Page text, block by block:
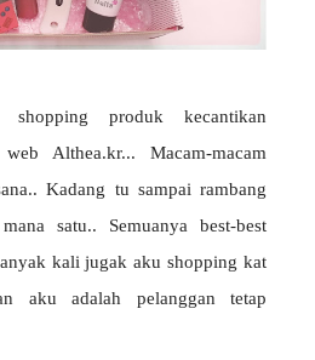
produk kecantikan
Althea.kr... Macam-macam
Kadang tu sampai rambang
satu.. Semuanya best-best
kali jugak aku shopping kat
aku adalah pelanggan tetap